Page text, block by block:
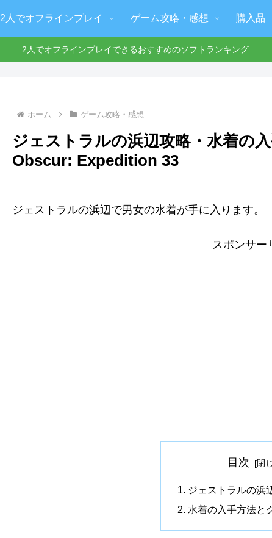
2人でオフラインプレイ ゲーム攻略・感想 購入品
2人でオフラインプレイできるおすすめのソフトランキング
ホーム ゲーム攻略・感想
ジェストラルの浜辺攻略・水着の
Obscur: Expedition 33
ジェストラルの浜辺で男女の水着が手に入ります。
スポンサー
目次
ジェストラルの浜
水着の入手方法と